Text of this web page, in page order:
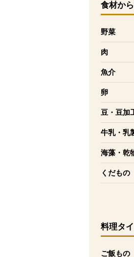
食材か
野菜
を開く
肉
を開く
魚介
を開く
卵
を開く
豆・豆加
を開く
牛乳・乳
を開く
海藻・乾
を開く
くだもの
を開く
料理タ
ご飯もの